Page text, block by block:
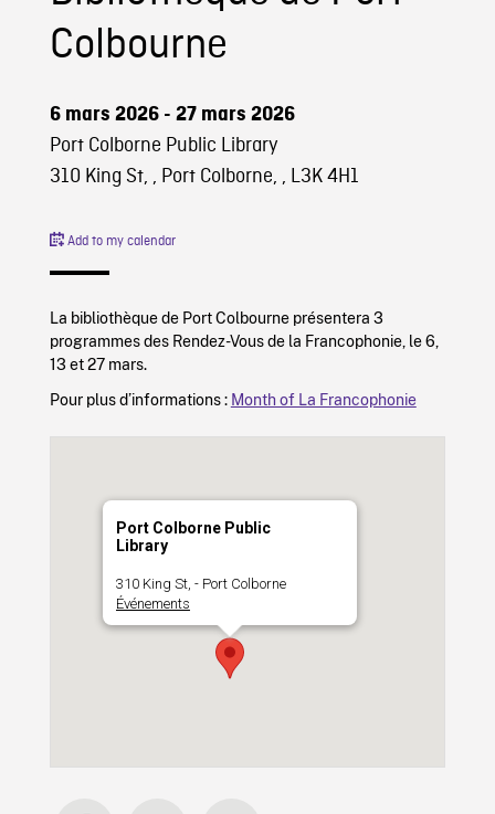
Colbourne
6 mars 2026 - 27 mars 2026
Port Colborne Public Library
310 King St, , Port Colborne, , L3K 4H1
Add to my calendar
La bibliothèque de Port Colbourne présentera 3
programmes des Rendez-Vous de la Francophonie, le 6,
13 et 27 mars.
Pour plus d’informations : Month of La Francophonie
Port Colborne Public
Library
310 King St, - Port Colborne
Événements